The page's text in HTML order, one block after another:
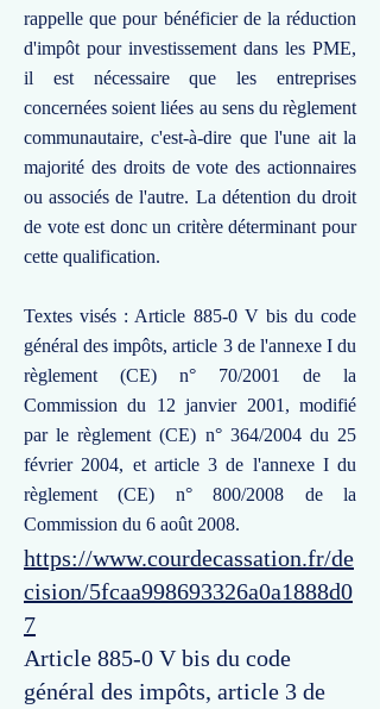
rappelle que pour bénéficier de la réduction
d'impôt pour investissement dans les PME,
il est nécessaire que les entreprises
concernées soient liées au sens du règlement
communautaire, c'est-à-dire que l'une ait la
majorité des droits de vote des actionnaires
ou associés de l'autre. La détention du droit
de vote est donc un critère déterminant pour
cette qualification.
Textes visés : Article 885-0 V bis du code
général des impôts, article 3 de l'annexe I du
règlement (CE) n° 70/2001 de la
Commission du 12 janvier 2001, modifié
par le règlement (CE) n° 364/2004 du 25
février 2004, et article 3 de l'annexe I du
règlement (CE) n° 800/2008 de la
Commission du 6 août 2008.
https://www.courdecassation.fr/de
cision/5fcaa998693326a0a1888d0
7
Article 885-0 V bis du code
général des impôts, article 3 de